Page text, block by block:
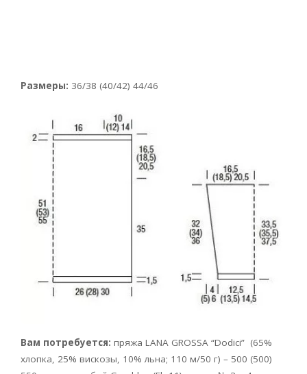
Размеры: 36/38 (40/42) 44/46
Вам потребуется: пряжа LANA GROSSA “Dodici” (65%
хлопка, 25% вискозы, 10% льна; 110 м/50 г) – 500 (500)